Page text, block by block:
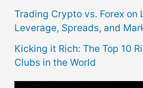
Trading Crypto vs. Forex on
Leverage, Spreads, and
Kicking it Rich: The Top 10
Clubs in the World